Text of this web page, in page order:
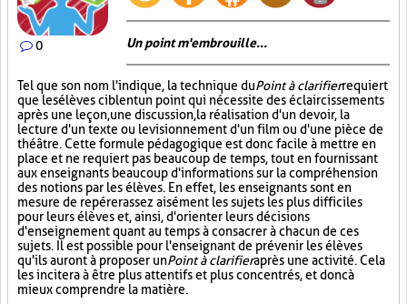
0 Un point m'embrouille...
Tel que son nom l'indique, la technique duPoint à clarifierrequiert
que les élèves ciblent un point qui nécessite des éclaircissements
après une leçon, une discussion, la réalisation d'un devoir, la
lecture d'un texte ou le visionnement d'un film ou d'une pièce de
théâtre. Cette formule pédagogique est donc facile à mettre en
place et ne requiert pas beaucoup de temps, tout en fournissant
aux enseignants beaucoup d'informations sur la compréhension
des notions par les élèves. En effet, les enseignants sont en
mesure de repérer assez aisément les sujets les plus difficiles
pour leurs élèves et, ainsi, d'orienter leurs décisions
d'enseignement quant au temps à consacrer à chacun de ces
sujets. Il est possible pour l'enseignant de prévenir les élèves
qu'ils auront à proposer unPoint à clarifieraprès une activité. Cela
les incitera à être plus attentifs et plus concentrés, et donc à
mieux comprendre la matière.